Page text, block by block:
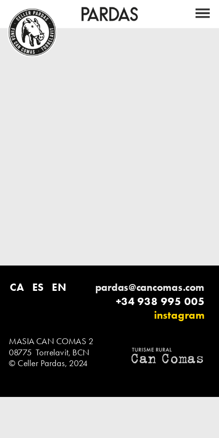
CA ES EN pardas@cancomas.com
+34 938 995 005
instagram
MASIA CAN COMAS 2
08775  Torrelavit, BCN
© Celler Pardas, 2024